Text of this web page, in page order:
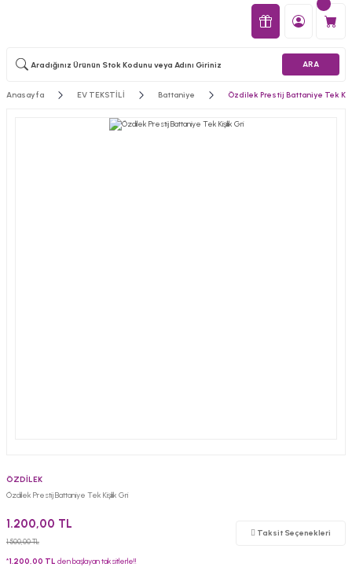
ARA
Anasayfa EV TEKSTİLİ Battaniye Özdilek Prestij Battaniye Tek
ÖZDİLEK
Özdilek Prestij Battaniye Tek Kişilik Gri
1.200,00 TL
1.500,00 TL
Taksit Seçenekleri
*1.200,00 TL den başlayan taksitlerle!!